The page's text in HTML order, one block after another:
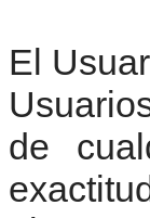
El
de